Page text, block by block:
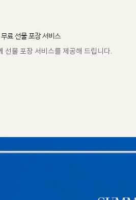
무료 선물 포장 서비스
선물 포장 서비스를 제공해 드립니다.